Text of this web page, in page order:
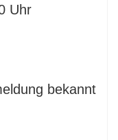
Uhr
bekannt